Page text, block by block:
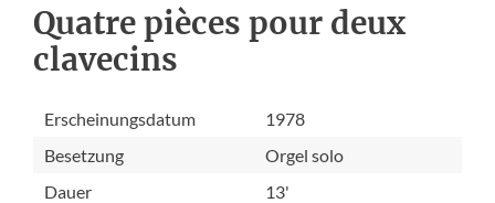
Quatre pièces pour deux
clavecins
Erscheinungsdatum
1978
Besetzung
Orgel solo
Dauer
13'